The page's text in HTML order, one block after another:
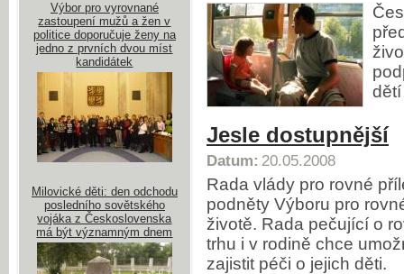
Jesle dostupnější
Datum: 20.05.2008
Rada vlády pro rovné
podněty Výboru pro
životě. Rada pečující o
trhu i v rodině chce
zajistit péči o jejich děti.
Výbor pro vyrovnané
zastoupení mužů a žen v
politice doporučuje ženy na
jedno z prvních dvou míst
kandidátek
Milovické děti: den odchodu
posledního sovětského
vojáka z Československa
má být významným dnem